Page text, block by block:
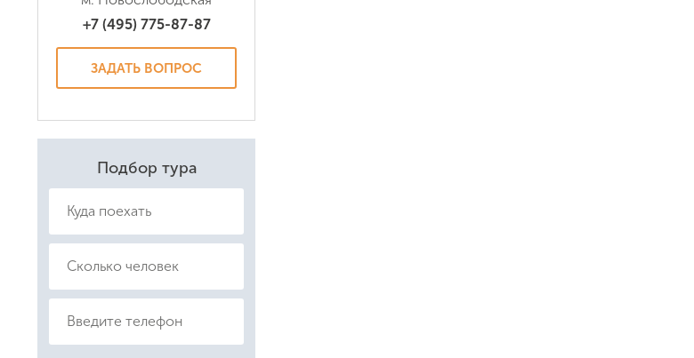
+7 (495) 775-87-87
ЗАДАТЬ ВОПРОС
Подбор тура